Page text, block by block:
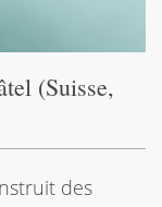
(Suisse,
des